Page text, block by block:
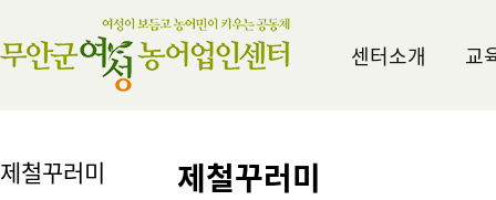
센터소개 교
제철꾸러미 제철꾸러미